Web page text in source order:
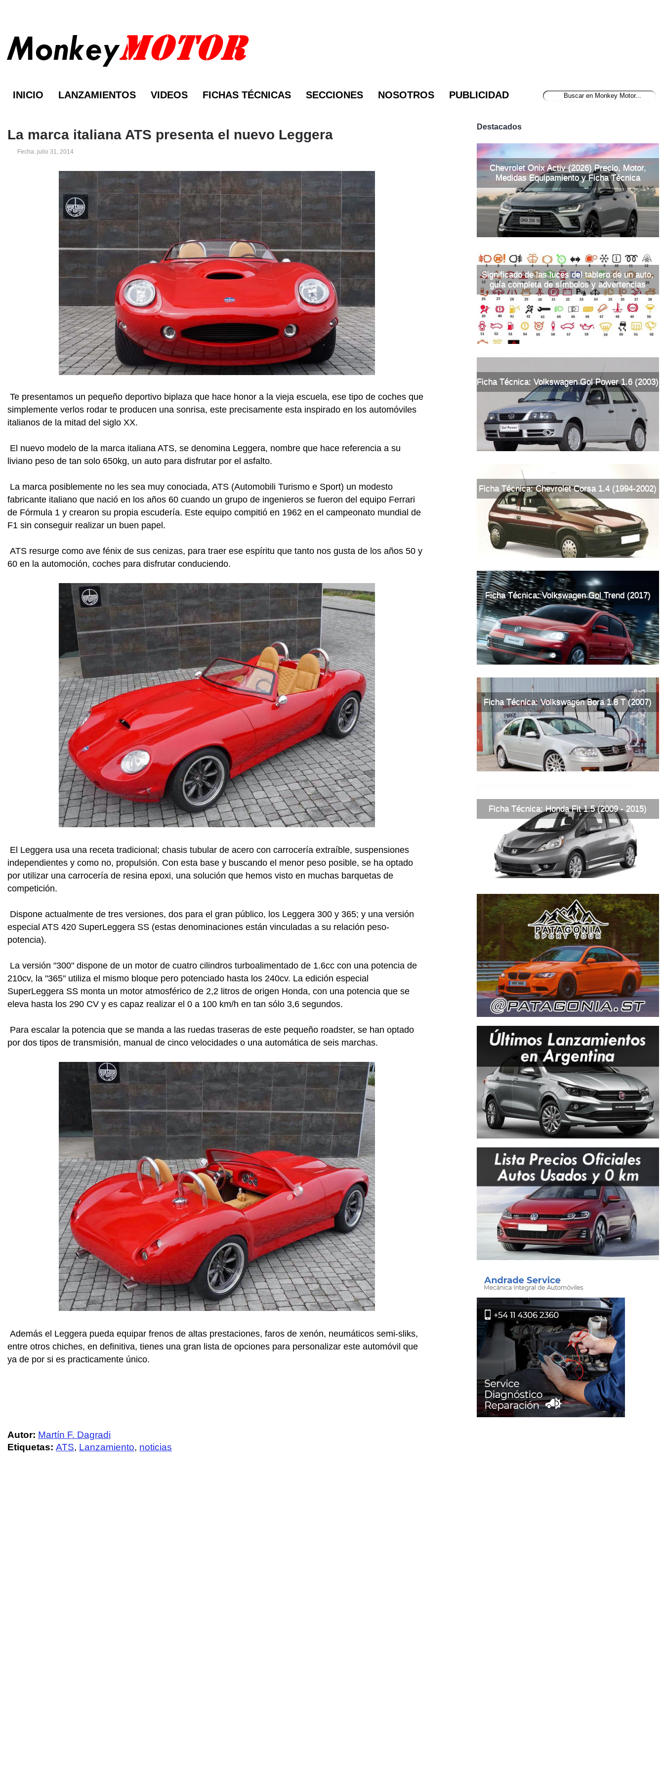
INICIO LANZAMIENTOS VIDEOS FICHAS TÉCNICAS SECCIONES NOSOTROS PUBLICIDAD
La marca italiana ATS presenta el nuevo Leggera
Fecha: julio 31, 2014
Te presentamos un pequeño deportivo biplaza que hace honor a la vieja escuela, ese tipo de coches que
simplemente verlos rodar te producen una sonrisa, este precisamente esta inspirado en los automóviles
italianos de la mitad del siglo XX.
El nuevo modelo de la marca italiana ATS, se denomina Leggera, nombre que hace referencia a su
liviano peso de tan solo 650kg, un auto para disfrutar por el asfalto.
La marca posiblemente no les sea muy conociada, ATS (Automobili Turismo e Sport) un modesto
fabricante italiano que nació en los años 60 cuando un grupo de ingenieros se fueron del equipo Ferrari
de Fórmula 1 y crearon su propia escudería. Este equipo compitió en 1962 en el campeonato mundial de
F1 sin conseguir realizar un buen papel.
ATS resurge como ave fénix de sus cenizas, para traer ese espíritu que tanto nos gusta de los años 50 y
60 en la automoción, coches para disfrutar conduciendo.
El Leggera usa una receta tradicional; chasis tubular de acero con carrocería extraíble, suspensiones
independientes y como no, propulsión. Con esta base y buscando el menor peso posible, se ha optado
por utilizar una carrocería de resina epoxi, una solución que hemos visto en muchas barquetas de
competición.
Dispone actualmente de tres versiones, dos para el gran público, los Leggera 300 y 365; y una versión
especial ATS 420 SuperLeggera SS (estas denominaciones están vinculadas a su relación peso-
potencia).
La versión "300" dispone de un motor de cuatro cilindros turboalimentado de 1.6cc con una potencia de
210cv, la "365" utiliza el mismo bloque pero potenciado hasta los 240cv. La edición especial
SuperLeggera SS monta un motor atmosférico de 2,2 litros de origen Honda, con una potencia que se
eleva hasta los 290 CV y es capaz realizar el 0 a 100 km/h en tan sólo 3,6 segundos.
Para escalar la potencia que se manda a las ruedas traseras de este pequeño roadster, se han optado
por dos tipos de transmisión, manual de cinco velocidades o una automática de seis marchas.
Además el Leggera pueda equipar frenos de altas prestaciones, faros de xenón, neumáticos semi-sliks,
entre otros chiches, en definitiva, tienes una gran lista de opciones para personalizar este automóvil que
ya de por si es practicamente único.
Autor: Martín F. Dagradi
Etiquetas: ATS, Lanzamiento, noticias
Destacados
Chevrolet Onix Activ (2026) Precio, Motor,
Medidas Equipamiento y Ficha Técnica
Significado de las luces del tablero de un auto,
guía completa de símbolos y advertencias
Ficha Técnica: Volkswagen Gol Power 1.6 (2003)
Ficha Técnica: Chevrolet Corsa 1.4 (1994-2002)
Ficha Técnica: Volkswagen Gol Trend (2017)
Ficha Técnica: Volkswagen Bora 1.8 T (2007)
Ficha Técnica: Honda Fit 1.5 (2009 - 2015)